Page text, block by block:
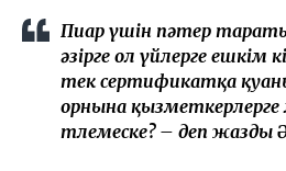
Пиар үшін пәтер
әзірге ол үйлерге ешкім
тек сертификатқа
орнына
төлемеске? – деп жазды